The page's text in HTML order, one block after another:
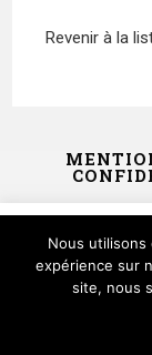
Revenir à la
Ce site utilise
ceux que vous
Nous utilisons
expérience sur
site, nous